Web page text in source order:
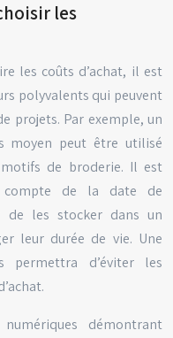
les
les coûts d’achat, il est
polyvalents qui peuvent
projets. Par exemple, un
moyen peut être utilisé
de broderie. Il est
de la date de
de les stocker dans un
leur durée de vie. Une
permettra d’éviter les
démontrant